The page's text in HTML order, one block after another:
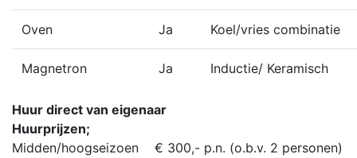
Oven Ja Koel/vries combinatie
Magnetron Ja Inductie/ Keramisch
Huur direct van eigenaar
Huurprijzen;
Midden/hoogseizoen € 300,- p.n. (o.b.v. 2 personen)